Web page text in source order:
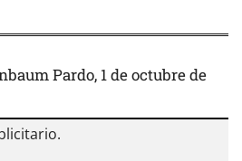
Pardo, 1 de octubre de